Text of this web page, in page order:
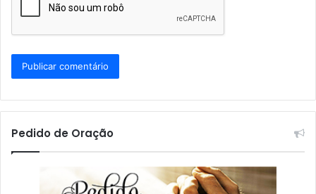
Pedido de Oração